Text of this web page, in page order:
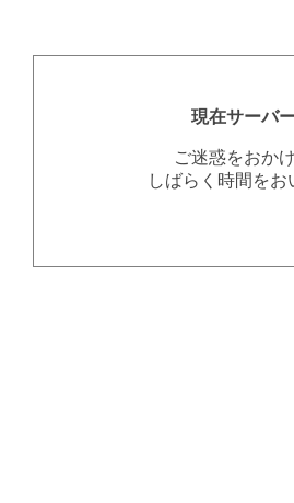
現在サーバ
ご迷惑をおか
しばらく時間を